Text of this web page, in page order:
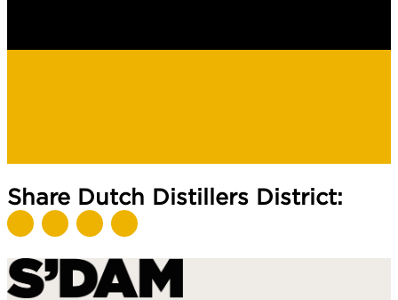
Share Dutch Distillers District: